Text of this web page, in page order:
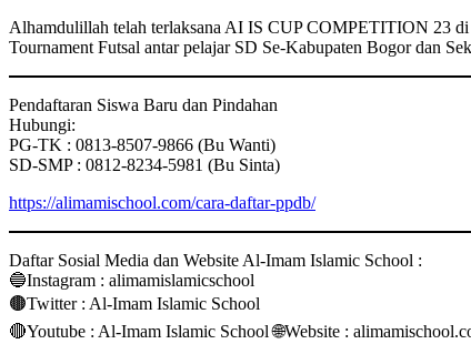
Alhamdulillah telah terlaksana AI IS CUP COMPETITION 23
Tournament Futsal antar pelajar SD Se-Kabupaten Bogor dan
Pendaftaran Siswa Baru dan Pindahan
Hubungi:
PG-TK : 0813-8507-9866 (Bu Wanti)
SD-SMP : 0812-8234-5981 (Bu Sinta)
https://alimamischool.com/cara-daftar-ppdb/
Daftar Sosial Media dan Website Al-Imam Islamic School :
🔵Instagram : alimamislamicschool
🟤Twitter : Al-Imam Islamic School
🔴Youtube : Al-Imam Islamic School 🌐Website :